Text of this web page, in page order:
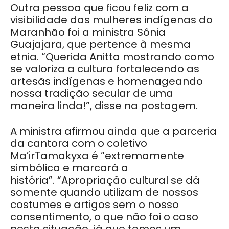
Outra pessoa que ficou feliz com a
visibilidade das mulheres indígenas do
Maranhão foi a ministra Sônia
Guajajara, que pertence à mesma
etnia. “Querida Anitta mostrando como
se valoriza a cultura fortalecendo as
artesãs indígenas e homenageando
nossa tradição secular de uma
maneira linda!”, disse na postagem.
A ministra afirmou ainda que a parceria
da cantora com o coletivo
Ma’irTamakyxa é “extremamente
simbólica e marcará a
história”. “Apropriação cultural se dá
somente quando utilizam de nossos
costumes e artigos sem o nosso
consentimento, o que não foi o caso